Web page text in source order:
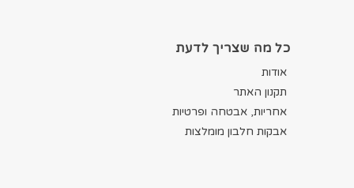
כל מה שצריך לדעת
אודות
תקנון האתר
אחריות, אבטחה ופרטיות
אבקות חלבון מומלצות